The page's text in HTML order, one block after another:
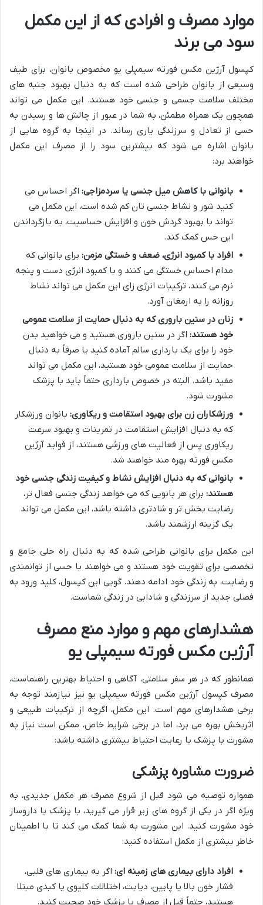
موارد مصرف و افرادی که از این مکمل
سود می برند
کپسول آرژین مکس فورته سیمپلی یو مخصوص بانوان، برای طیف
وسیعی از بانوان طراحی شده است که به دنبال بهبود جنبه های
مختلف سلامت جسمی و جنسی خود هستند. این مکمل می تواند
همچون یک همراه مطمئن، به شما در عبور از چالش ها و رسیدن به
حسی از تعادل و سرزندگی یاری رساند. در اینجا به گروه هایی از
بانوان اشاره می شود که بیشترین سود را از مصرف این مکمل
خواهند برد:
بانوانی با کاهش میل جنسی یا سردمزاجی: اگر احساس می
کنید شور و نشاط جنسی تان کم شده است، این مکمل می
تواند با بهبود گردش خون و افزایش حساسیت، به بازگرداندن
این حس کمک کند.
افراد با کمبود انرژی، ضعف و خستگی مزمن: برای بانوانی که
مدام احساس خستگی می کنند و با کمبود انرژی دست و پنجه
نرم می کنند، ترکیبات انرژی زای این مکمل می تواند نشاط
روزانه را به ارمغان آورد.
زنان در سنین باروری که به دنبال حمایت از سلامت عمومی
خود هستند: اگر در سنین باروری هستید و می خواهید بدن
خود را برای یک بارداری سالم آماده کنید یا صرفاً به دنبال
حمایت از سلامت عمومی خود هستید، این مکمل می تواند
مفید باشد. البته در خصوص بارداری حتماً باید با پزشک
مشورت شود.
ورزشکاران زن برای بهبود استقامت و ریکاوری: بانوان ورزشکار
که به دنبال افزایش استقامت در تمرینات و بهبود سرعت
ریکاوری پس از فعالیت های ورزشی هستند، از فواید آرژین
مکس فورته بهره مند خواهند شد.
بانوانی که به دنبال افزایش نشاط و کیفیت زندگی جنسی خود
هستند: برای هر بانویی که می خواهد زندگی جنسی فعال تر،
رضایت بخش تر و شادتری داشته باشد، این مکمل می تواند
یک گزینه ارزشمند باشد.
این مکمل برای بانوانی طراحی شده که به دنبال راه حلی جامع و
تخصصی برای تقویت خود هستند و می خواهند با حسی از توانمندی
و رضایت، به زندگی خود ادامه دهند. گویی این کپسول، کلید ورود به
فصلی جدید از سرزندگی و شادابی در زندگی شماست.
هشدارهای مهم و موارد منع مصرف
آرژین مکس فورته سیمپلی یو
همانطور که در هر سفر سلامتی، آگاهی و احتیاط بهترین راهنماست،
مصرف کپسول آرژین مکس فورته سیمپلی یو نیز نیازمند توجه به
برخی هشدارهای مهم است. این مکمل، اگرچه از ترکیبات طبیعی و
اثربخش بهره می برد، اما در برخی شرایط خاص، ممکن است نیاز به
مشورت با پزشک یا رعایت احتیاط بیشتری داشته باشد:
ضرورت مشاوره پزشکی
همواره توصیه می شود قبل از شروع مصرف هر مکمل جدیدی، به
ویژه اگر در یکی از گروه های زیر قرار می گیرید، با پزشک یا داروساز
خود مشورت کنید. این مشورت به شما کمک می کند تا با اطمینان
خاطر بیشتری از مکمل استفاده کنید:
افراد دارای بیماری های زمینه ای: اگر به بیماری های قلبی،
فشار خون بالا یا پایین، دیابت، اختلالات کلیوی یا کبدی مبتلا
هستید، حتماً قبل از مصرف با پزشک خود صحبت کنید.